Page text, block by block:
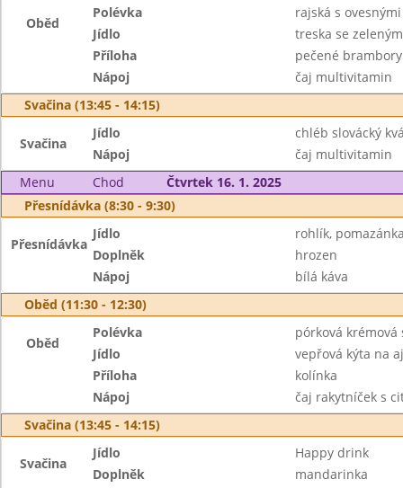
Oběd
Polévka
rajská s
Jídlo
treska se
Příloha
pečené brambory
Nápoj
čaj multivitamin
Svačina (13:45 - 14:15)
Svačina
Jídlo
chléb slovácký
Nápoj
čaj multivitamin
Menu
Chod
Čtvrtek 16. 1. 2025
Přesnídávka (8:30 - 9:30)
Přesnídávka
Jídlo
rohlík,
Doplněk
hrozen
Nápoj
bílá káva
Oběd (11:30 - 12:30)
Oběd
Polévka
pórková krémová
Jídlo
vepřová kýta na
Příloha
kolínka
Nápoj
čaj rakytníček s
Svačina (13:45 - 14:15)
Svačina
Jídlo
Happy drink
Doplněk
mandarinka